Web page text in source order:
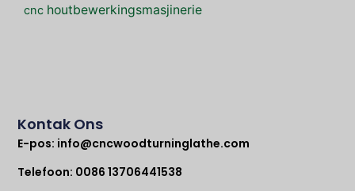
cnc houtbewerkingsmasjinerie
Kontak Ons
E-pos: info@cncwoodturninglathe.com
Telefoon: 0086 13706441538